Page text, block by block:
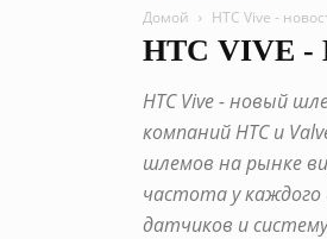
Домой HTC Vive -
HTC VIVE
HTC Vive - новый
компаний HTC и
шлемов на рынке
частота у каждого
датчиков и